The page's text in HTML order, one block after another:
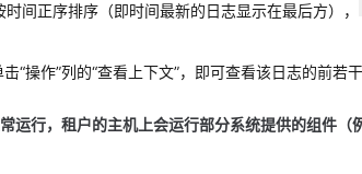
时间正序排序（即时间最新的日志显示在最后方），
“操作”列的“查看上下文”，即可查看该日志的前若
运行，租户的主机上会运行部分系统提供的组件